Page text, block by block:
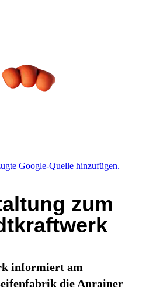
Google-Quelle hinzufügen.
zum
informiert am
die Anrainer